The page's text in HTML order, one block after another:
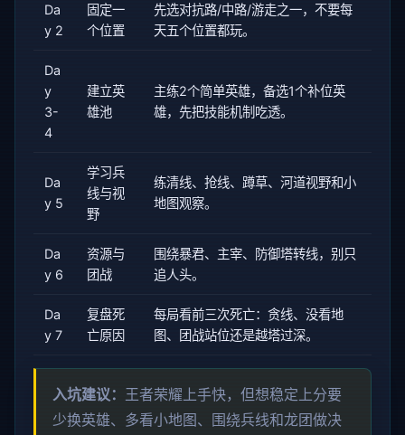
Da
y 2
固定一
个位置
先选对抗路/中路/游走之一，不要每
天五个位置都玩。
Da
y
3-
4
建立英
雄池
主练2个简单英雄，备选1个补位英
雄，先把技能机制吃透。
Da
y 5
学习兵
线与视
野
练清线、抢线、蹲草、河道视野和小
地图观察。
Da
y 6
资源与
团战
围绕暴君、主宰、防御塔转线，别只
追人头。
Da
y 7
复盘死
亡原因
每局看前三次死亡：贪线、没看地
图、团战站位还是越塔过深。
入坑建议： 王者荣耀上手快，但想稳定上分要
少换英雄、多看小地图、围绕兵线和龙团做决